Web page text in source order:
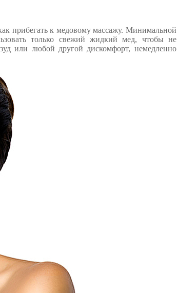
прибегать к медовому массажу. Минимальной
только свежий жидкий мед, чтобы не
или любой другой дискомфорт, немедленно